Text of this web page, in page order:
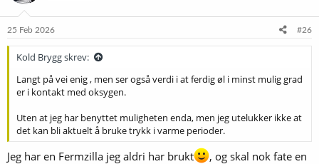
o
e
25 Feb 2026 #26
Kold Brygg skrev:
Langt på vei enig , men ser også verdi i at ferdig øl i minst mulig grad
er i kontakt med oksygen.
Uten at jeg har benyttet muligheten enda, men jeg utelukker ikke at
det kan bli aktuelt å bruke trykk i varme perioder.
Jeg har en Fermzilla jeg aldri har brukt
, og skal nok fate en